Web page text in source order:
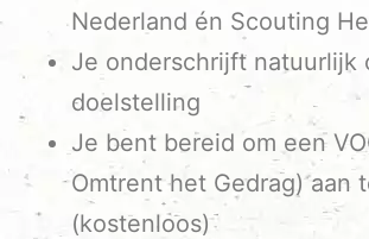
Nederland én Scouting
Je onderschrijft natuurlijk
doelstelling
Je bent bereid om een
Omtrent het Gedrag) aan
(kostenloos)